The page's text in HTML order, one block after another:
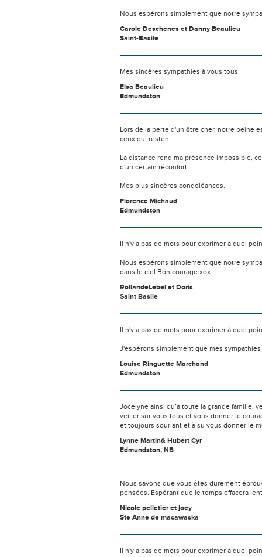
Nous espérons simplement que notre
Carole Deschenes et Danny Beaulieu
Saint-Basile
Mes sincères sympathies à vous tous
Elsa Beaulieu
Edmundston
Lors de la perte d'un être cher, notre peine
ceux qui restent.
La distance rend ma présence impossible,
d'un certain réconfort.
Mes plus sincères condoléances.
Florence Michaud
Edmundston
Il n'y a pas de mots pour exprimer à quel
Nous espérons simplement que notre
dans le ciel Bon courage xox
RollandeLebel et Doris
Saint Basile
Il n'y a pas de mots pour exprimer à quel
J'espérons simplement que mes
Louise Ringuette Marchand
Edmundston
Jocelyne ainsi qu’à toute la grande famille,
veiller sur vous tous et vous donner le
et toujours souriant et à su vous donner le
Lynne Martin& Hubert Cyr
Edmundston, NB
Nous savons que vous êtes durement
pensées. Espérant que le temps effacera
Nicole pelletier et joey
Ste Anne de macawaska
Il n'y a pas de mots pour exprimer à quel